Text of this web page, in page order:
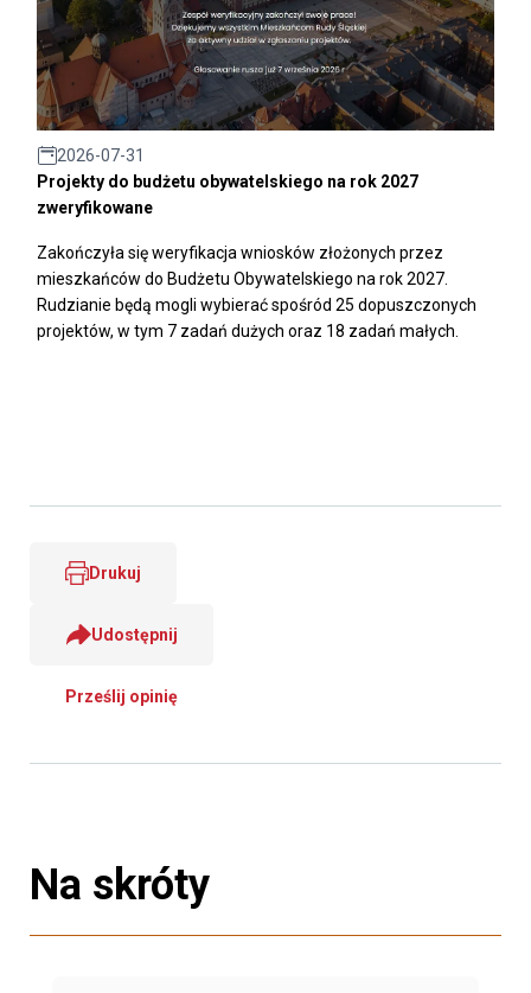
2026-07-31
Projekty do budżetu obywatelskiego na rok 2027
zweryfikowane
Zakończyła się weryfikacja wniosków złożonych przez
mieszkańców do Budżetu Obywatelskiego na rok 2027.
Rudzianie będą mogli wybierać spośród 25 dopuszczonych
projektów, w tym 7 zadań dużych oraz 18 zadań małych.
Drukuj
Udostępnij
Prześlij opinię
Na skróty